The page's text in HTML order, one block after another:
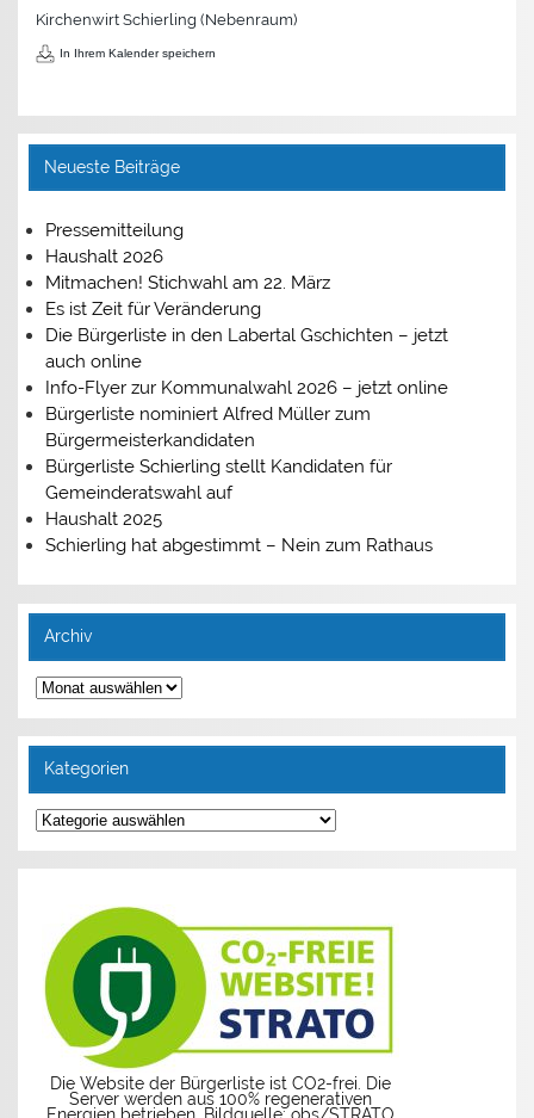
Kirchenwirt Schierling (Nebenraum)
In Ihrem Kalender speichern
Neueste Beiträge
Pressemitteilung
Haushalt 2026
Mitmachen! Stichwahl am 22. März
Es ist Zeit für Veränderung
Die Bürgerliste in den Labertal Gschichten – jetzt
auch online
Info-Flyer zur Kommunalwahl 2026 – jetzt online
Bürgerliste nominiert Alfred Müller zum
Bürgermeisterkandidaten
Bürgerliste Schierling stellt Kandidaten für
Gemeinderatswahl auf
Haushalt 2025
Schierling hat abgestimmt – Nein zum Rathaus
Archiv
Archiv
Kategorien
Kategorien
Die Website der Bürgerliste ist CO2-frei. Die
Server werden aus 100% regenerativen